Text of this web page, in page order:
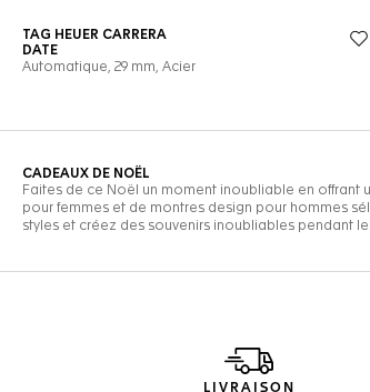
LIVRAISON